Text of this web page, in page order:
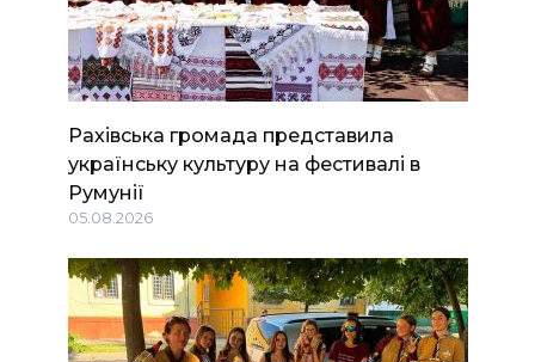
Рахівська громада представила
українську культуру на фестивалі в
Румунії
05.08.2026